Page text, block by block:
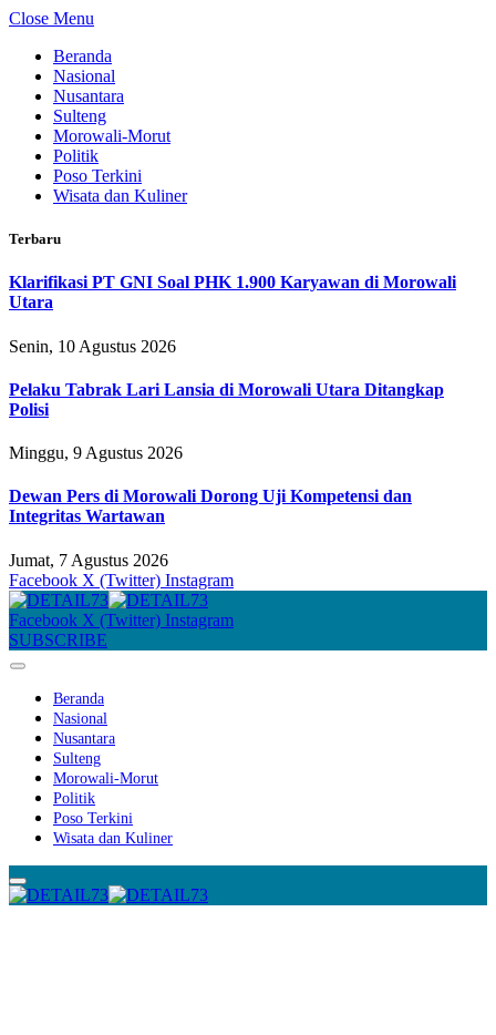
Close Menu
Beranda
Nasional
Nusantara
Sulteng
Morowali-Morut
Politik
Poso Terkini
Wisata dan Kuliner
Terbaru
Klarifikasi PT GNI Soal PHK 1.900 Karyawan di Morowali
Utara
Senin, 10 Agustus 2026
Pelaku Tabrak Lari Lansia di Morowali Utara Ditangkap
Polisi
Minggu, 9 Agustus 2026
Dewan Pers di Morowali Dorong Uji Kompetensi dan
Integritas Wartawan
Jumat, 7 Agustus 2026
Facebook X (Twitter) Instagram
Facebook X (Twitter) Instagram
SUBSCRIBE
Beranda
Nasional
Nusantara
Sulteng
Morowali-Morut
Politik
Poso Terkini
Wisata dan Kuliner